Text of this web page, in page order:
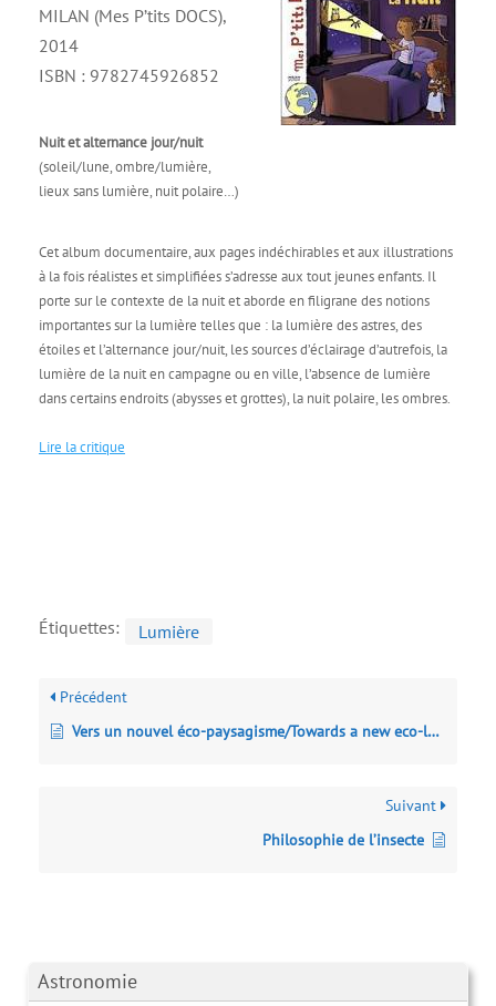
Astronomie
MILAN (Mes P’tits DOCS),
2014
ISBN : 9782745926852
Nuit et alternance jour/nuit
(soleil/lune, ombre/lumière,
lieux sans lumière, nuit polaire…)
Cet album documentaire, aux pages indéchirables et aux illustrations
à la fois réalistes et simplifiées s’adresse aux tout jeunes enfants. Il
porte sur le contexte de la nuit et aborde en filigrane des notions
importantes sur la lumière telles que : la lumière des astres, des
étoiles et l’alternance jour/nuit, les sources d’éclairage d’autrefois, la
lumière de la nuit en campagne ou en ville, l’absence de lumière
dans certains endroits (abysses et grottes), la nuit polaire, les ombres.
Lire la critique
Étiquettes: Lumière
Précédent
Vers un nouvel éco-paysagisme/Towards a new eco-landscaping
Suivant
Philosophie de l’insecte